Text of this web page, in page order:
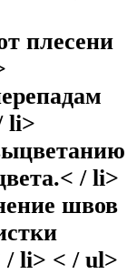
плесени
li>
/ li>
швов
/ li> < / ul>